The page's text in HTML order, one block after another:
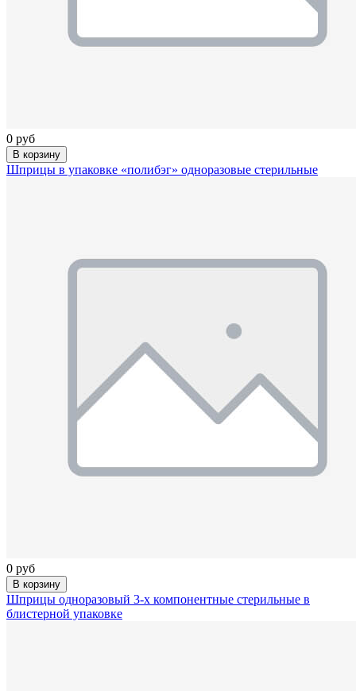
0 руб
В корзину
Шприцы в упаковке «полибэг» одноразовые стерильные
0 руб
В корзину
Шприцы одноразовый 3-х компонентные стерильные в
блистерной упаковке